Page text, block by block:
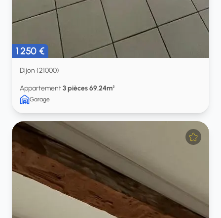
1 250 €
Dijon (21000)
Appartement3 pièces 69.24m²
Garage